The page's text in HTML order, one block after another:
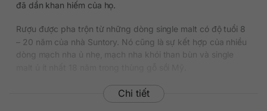
đã dần khan hiếm của họ.
Rượu được pha trộn từ những dòng single malt có độ tuổi 8
– 20 năm của nhà Suntory. Nó cũng là sự kết hợp của nhiều
dòng mạch nha ủ nhẹ, mạch nha khói than bùn và single
Chai rượu đang được bán với mức giá khoảng 2.550.000
đồng/chai 700ml tại thị trường Việt Nam.
Chi tiết